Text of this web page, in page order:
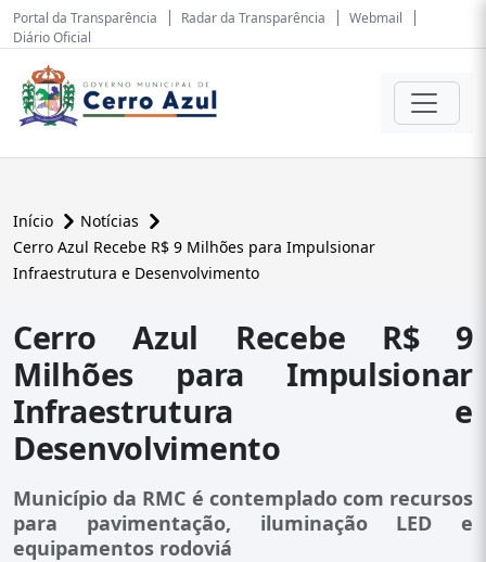
Portal da Transparência Radar da Transparência
Webmail
Diário Oficial
Início
Notícias
Cerro Azul Recebe R$ 9 Milhões para Impulsionar
Infraestrutura e Desenvolvimento
Cerro Azul Recebe R$ 9
Milhões para Impulsionar
Infraestrutura e
Desenvolvimento
Município da RMC é contemplado com recursos
para pavimentação, iluminação LED e
equipamentos rodoviá